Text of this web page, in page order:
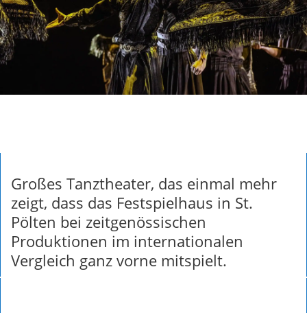
Großes Tanztheater, das einmal mehr
zeigt, dass das Festspielhaus in St.
Pölten bei zeitgenössischen
Produktionen im internationalen
Vergleich ganz vorne mitspielt.